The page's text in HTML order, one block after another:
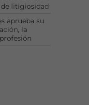
litigiosidad
aprueba su
la